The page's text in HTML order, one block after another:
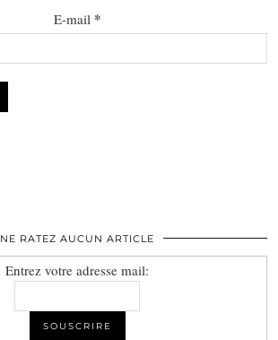
E-mail *
NE RATEZ AUCUN ARTICLE
Entrez votre adresse mail: